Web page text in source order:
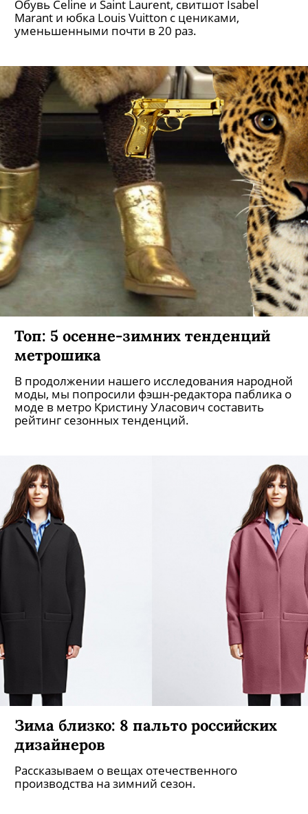
Обувь Celine и Saint Laurent, свитшот Isabel
Marant и юбка Louis Vuitton с цениками,
уменьшенными почти в 20 раз.
Топ: 5 осенне-зимних тенденций
метрошика
В продолжении нашего исследования народной
моды, мы попросили фэшн-редактора паблика о
моде в метро Кристину Уласович составить
рейтинг сезонных тенденций.
Зима близко: 8 пальто российских
дизайнеров
Рассказываем о вещах отечественного
производства на зимний сезон.